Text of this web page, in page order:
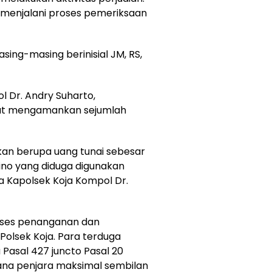
proses pemeriksaan
masing berinisial JM, RS,
Dr. Andry Suharto,
mengamankan sejumlah
berupa uang tunai sebesar
yang diduga digunakan
Koja Kompol Dr.
penanganan dan
Koja. Para terduga
427 juncto Pasal 20
penjara maksimal sembilan